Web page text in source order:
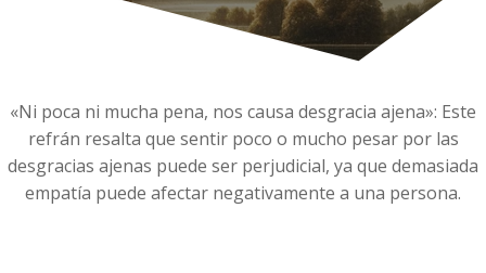
«Ni poca ni mucha pena, nos causa desgracia ajena»: Este
refrán resalta que sentir poco o mucho pesar por las
desgracias ajenas puede ser perjudicial, ya que demasiada
empatía puede afectar negativamente a una persona.